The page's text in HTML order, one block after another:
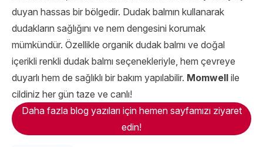
duyan hassas bir bölgedir. Dudak balmın kullanarak
dudakların sağlığını ve nem dengesini korumak
mümkündür. Özellikle organik dudak balmı ve doğal
içerikli renkli dudak balmı seçenekleriyle, hem çevreye
duyarlı hem de sağlıklı bir bakım yapılabilir. Momwell ile
cildiniz her gün taze ve canlı!
Daha fazla blog yazıları için hemen sayfamızı ziyaret
edin!